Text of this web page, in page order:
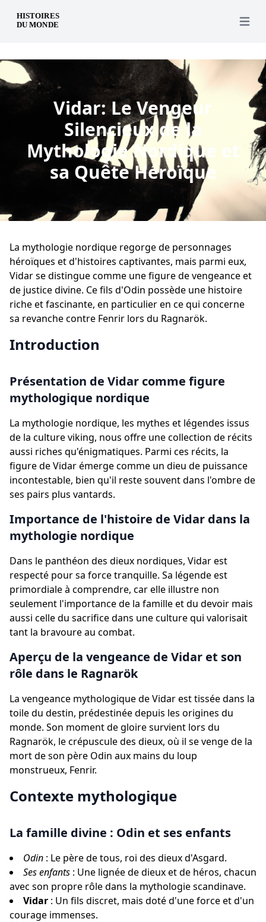
Open
Vidar: Le Vengeur
Silencieux de la
Mythologie Nordique et
sa Quête Héroïque
La mythologie nordique regorge de personnages
héroïques et d'histoires captivantes, mais parmi eux,
Vidar se distingue comme une figure de vengeance et
de justice divine. Ce fils d'Odin possède une histoire
riche et fascinante, en particulier en ce qui concerne
sa revanche contre Fenrir lors du Ragnarök.
Introduction
Présentation de Vidar comme figure
mythologique nordique
La mythologie nordique, les mythes et légendes issus
de la culture viking, nous offre une collection de récits
aussi riches qu'énigmatiques. Parmi ces récits, la
figure de Vidar émerge comme un dieu de puissance
incontestable, bien qu'il reste souvent dans l'ombre de
ses pairs plus vantards.
Importance de l'histoire de Vidar dans la
mythologie nordique
Dans le panthéon des dieux nordiques, Vidar est
respecté pour sa force tranquille. Sa légende est
primordiale à comprendre, car elle illustre non
seulement l'importance de la famille et du devoir mais
aussi celle du sacrifice dans une culture qui valorisait
tant la bravoure au combat.
Aperçu de la vengeance de Vidar et son
rôle dans le Ragnarök
La vengeance mythologique de Vidar est tissée dans la
toile du destin, prédestinée depuis les origines du
monde. Son moment de gloire survient lors du
Ragnarök, le crépuscule des dieux, où il se venge de la
mort de son père Odin aux mains du loup
monstrueux, Fenrir.
Contexte mythologique
La famille divine : Odin et ses enfants
Odin : Le père de tous, roi des dieux d'Asgard.
Ses enfants : Une lignée de dieux et de héros, chacun
avec son propre rôle dans la mythologie scandinave.
Vidar : Un fils discret, mais doté d'une force et d'un
courage immenses.